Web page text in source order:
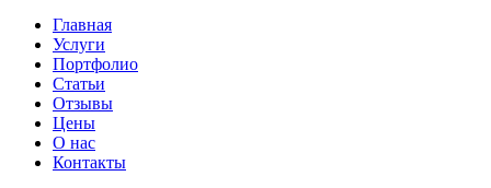
Главная
Услуги
Портфолио
Статьи
Отзывы
Цены
О нас
Контакты